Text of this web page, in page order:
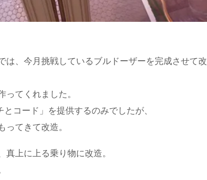
は、今月挑戦しているブルドーザーを完成させて改
てくれました。
コード」を提供するのみでしたが、
てきて改造。
上に上る乗り物に改造。